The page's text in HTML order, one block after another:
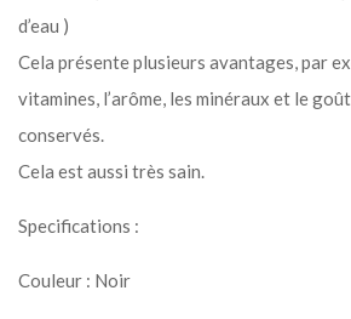
d’eau )
Cela présente plusieurs avantages, par
vitamines, l’arôme, les minéraux et le
conservés.
Cela est aussi très sain.
Specifications :
Couleur : Noir